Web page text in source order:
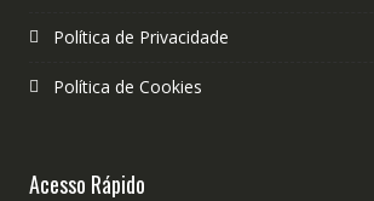
Política de Privacidade
Política de Cookies
Acesso Rápido